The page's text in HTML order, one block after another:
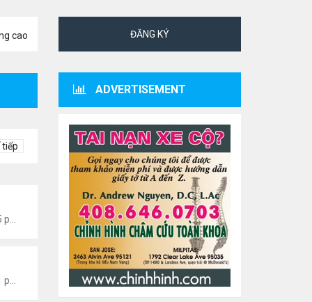
cao
tiếp
Văn Nghệ Hải Ngoại
Văn Nghệ Hải Ngoại
ĐĂNG KÝ
ADVERTISEMENT